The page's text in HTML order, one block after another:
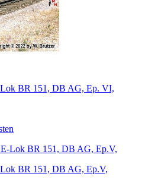
BR 151, DB AG, Ep. VI,
BR 151, DB AG, Ep.V,